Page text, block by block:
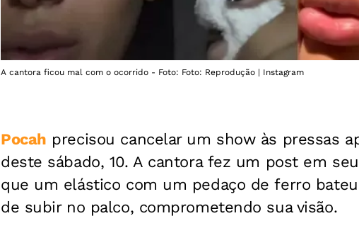
A cantora ficou mal com o ocorrido - Foto: Foto: Reprodução | Instagram
Pocah precisou cancelar um show às pressas
deste sábado, 10. A cantora fez um post em
que um elástico com um pedaço de ferro
de subir no palco, comprometendo sua visão.